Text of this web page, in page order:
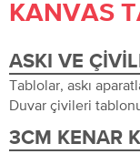
KANVAS
ASKI VE
Tablolar, askı
Duvar çivileri
3CM KENAR